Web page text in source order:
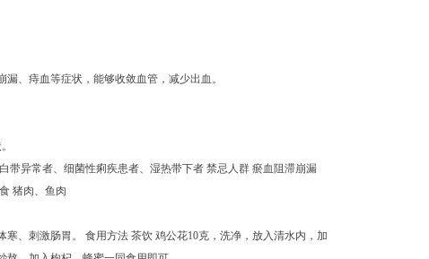
、痔血等症状，能够收敛血管，减少出血。
带异常者、细菌性痢疾患者、湿热带下者 禁忌人群 瘀血阻滞崩漏
猪肉、鱼肉
、刺激肠胃。 食用方法 茶饮 鸡公花10克，洗净，放入清水内，加